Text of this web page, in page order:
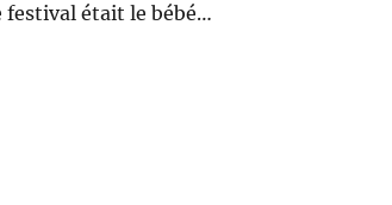
festival était le bébé…